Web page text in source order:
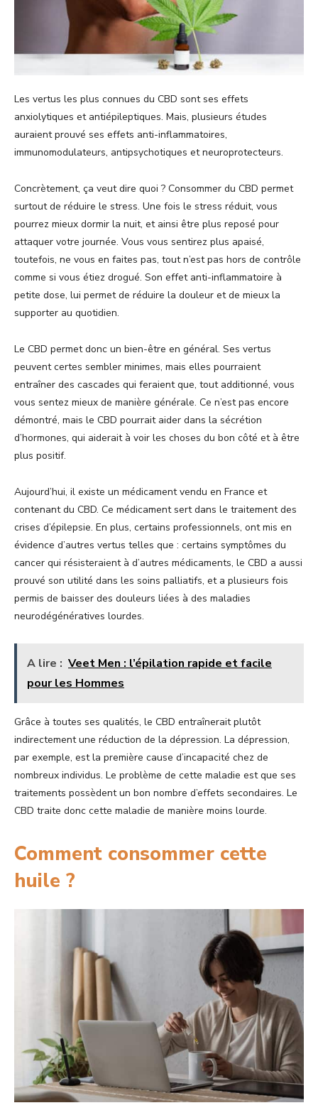
Les vertus les plus connues du CBD sont ses effets
anxiolytiques et antiépileptiques. Mais, plusieurs études
auraient prouvé ses effets anti-inflammatoires,
immunomodulateurs, antipsychotiques et neuroprotecteurs.
Concrètement, ça veut dire quoi ? Consommer du CBD permet
surtout de réduire le stress. Une fois le stress réduit, vous
pourrez mieux dormir la nuit, et ainsi être plus reposé pour
attaquer votre journée. Vous vous sentirez plus apaisé,
toutefois, ne vous en faites pas, tout n’est pas hors de contrôle
comme si vous étiez drogué. Son effet anti-inflammatoire à
petite dose, lui permet de réduire la douleur et de mieux la
supporter au quotidien.
Le CBD permet donc un bien-être en général. Ses vertus
peuvent certes sembler minimes, mais elles pourraient
entraîner des cascades qui feraient que, tout additionné, vous
vous sentez mieux de manière générale. Ce n’est pas encore
démontré, mais le CBD pourrait aider dans la sécrétion
d’hormones, qui aiderait à voir les choses du bon côté et à être
plus positif.
Aujourd’hui, il existe un médicament vendu en France et
contenant du CBD. Ce médicament sert dans le traitement des
crises d’épilepsie. En plus, certains professionnels, ont mis en
évidence d’autres vertus telles que : certains symptômes du
cancer qui résisteraient à d’autres médicaments, le CBD a aussi
prouvé son utilité dans les soins palliatifs, et a plusieurs fois
permis de baisser des douleurs liées à des maladies
neurodégénératives lourdes.
A lire : Veet Men : l’épilation rapide et facile
pour les Hommes
Grâce à toutes ses qualités, le CBD entraînerait plutôt
indirectement une réduction de la dépression. La dépression,
par exemple, est la première cause d’incapacité chez de
nombreux individus. Le problème de cette maladie est que ses
traitements possèdent un bon nombre d’effets secondaires. Le
CBD traite donc cette maladie de manière moins lourde.
Comment consommer cette
huile ?